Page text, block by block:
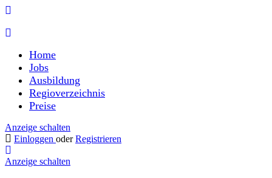
Home
Jobs
Ausbildung
Regioverzeichnis
Preise
Anzeige schalten
Einloggen oder Registrieren
Anzeige schalten